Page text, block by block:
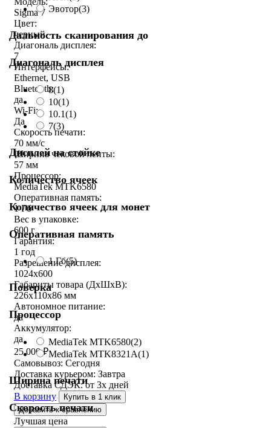
Эвотор(3)
Дальность сканирования до
Диагональ дисплея
8(1)
10(1)
10.1(1)
7(3)
Дисплей на стойке
Количество ячеек
Количество ячеек для монет
Оперативная память
1 Гб(5)
Поверка
Процессор
MediaTek MTK6580(2)
MediaTek MTK8321A(1)
Ширина печати
Скорость печати
Sigma 7
Цвет:
черный
Диагональ дисплея:
7
Интерфейсы:
Ethernet, USB
Bluetooth:
да
Wi-Fi:
Да
Скорость печати:
70 мм/с
Ширина чековой ленты:
57 мм
Процессор:
MediaTek MTK6580
Оперативная память:
1 Гб
Вес в упаковке:
600 г
Гарантия:
1 год
Разрешение дисплея:
1024х600
Габариты товара (ДxШxВ):
226х110х86 мм
Автономное питание:
да
Аккумулятор:
да
25 000₽
Самовывоз: Сегодня
Доставка курьером: Завтра
Доставка СДЭК:от 3х дней
В корзину
Купить в 1 клик
Добавить к сравнению
Лучшая цена